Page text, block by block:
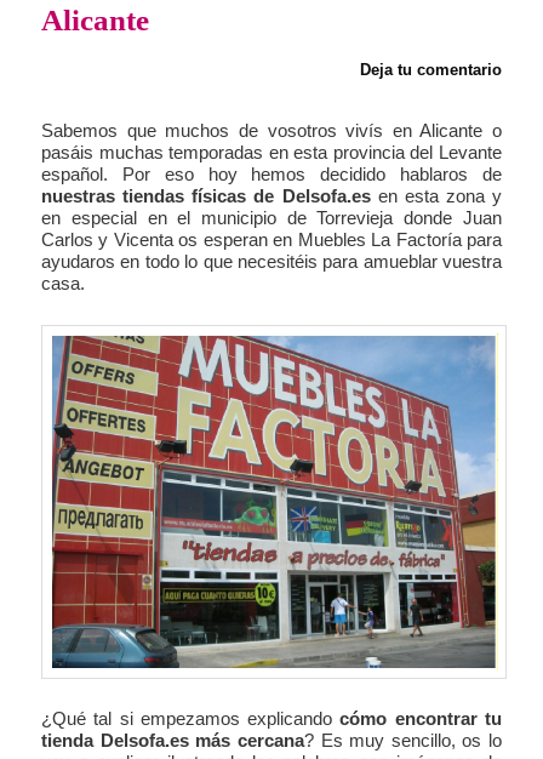
Alicante
Deja tu comentario
Sabemos que muchos de vosotros vivís en Alicante o
pasáis muchas temporadas en esta provincia del Levante
español. Por eso hoy hemos decidido hablaros de
nuestras tiendas físicas de Delsofa.esen esta zona y
en especial en el municipio de Torrevieja donde Juan
Carlos y Vicenta os esperan en Muebles La Factoría para
ayudaros en todo lo que necesitéis para amueblar vuestra
casa.
¿Qué tal si empezamos explicandocómo encontrar tu
tienda Delsofa.es más cercana? Es muy sencillo, os lo